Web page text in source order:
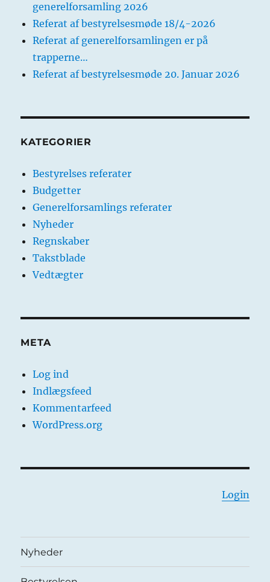
generelforsamling 2026
Referat af bestyrelsesmøde 18/4-2026
Referat af generelforsamlingen er på
trapperne…
Referat af bestyrelsesmøde 20. Januar 2026
KATEGORIER
Bestyrelses referater
Budgetter
Generelforsamlings referater
Nyheder
Regnskaber
Takstblade
Vedtægter
META
Log ind
Indlægsfeed
Kommentarfeed
WordPress.org
Login
Nyheder